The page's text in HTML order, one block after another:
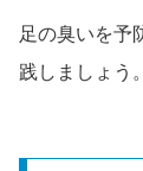
足の臭いを予
践しましょう。